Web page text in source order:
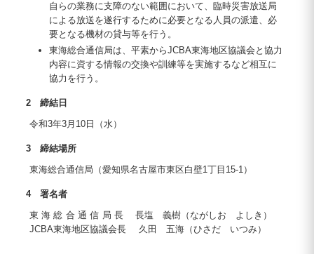
自らの業務に支障のない範囲において、臨時災害放送局
による放送を遂行するために必要となる人員の派遣、必
要となる機材の貸与等を行う。
東海総合通信局は、平素からJCBA東海地区協議会と協力
内容に資する情報の交換や訓練等を実施するなど相互に
協力を行う。
2 締結日
令和3年3月10日（水）
3 締結場所
東海総合通信局（愛知県名古屋市東区白壁1丁目15-1）
4 署名者
東海総合通信局長
長塩 義樹（ながしお よしき）
JCBA東海地区協議会長
久田 五海（ひさだ いつみ）